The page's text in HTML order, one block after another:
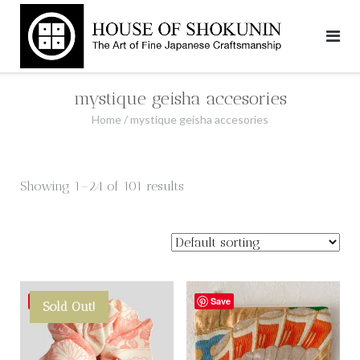
content
mystique geisha accesories
Home / mystique geisha accesories
Showing 1–24 of 101 results
Save
Sold Out! Save